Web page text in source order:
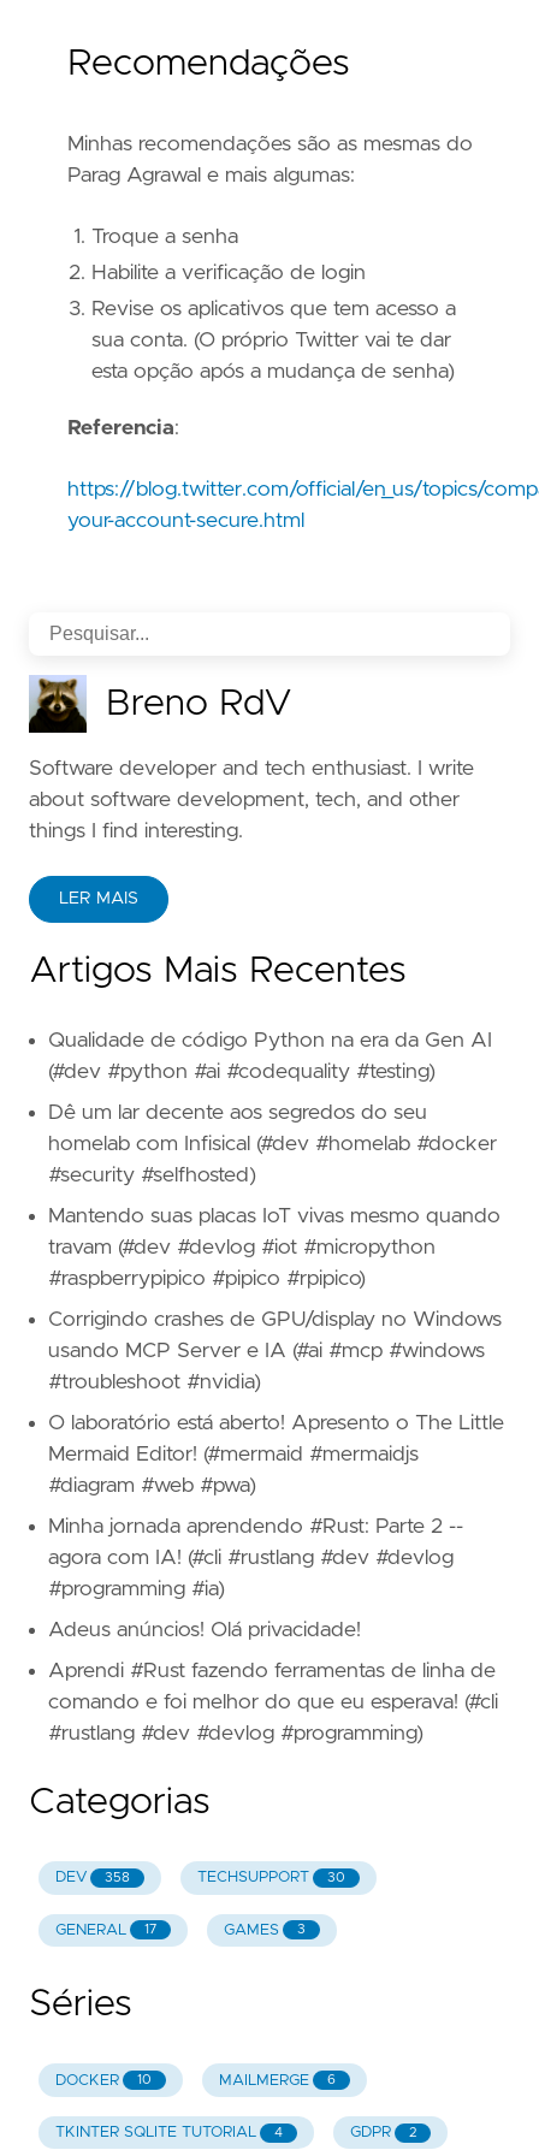
Recomendações
Minhas recomendações são as mesmas do
Parag Agrawal e mais algumas:
Troque a senha
Habilite a verificação de login
Revise os aplicativos que tem acesso a
sua conta. (O próprio Twitter vai te dar
esta opção após a mudança de senha)
Referencia:
https://blog.twitter.com/official/en_us/topics/
your-account-secure.html
Breno RdV
Software developer and tech enthusiast. I write
about software development, tech, and other
things I find interesting.
LER MAIS
Artigos Mais Recentes
Qualidade de código Python na era da Gen AI
(#dev #python #ai #codequality #testing)
Dê um lar decente aos segredos do seu
homelab com Infisical (#dev #homelab #docker
#security #selfhosted)
Mantendo suas placas IoT vivas mesmo quando
travam (#dev #devlog #iot #micropython
#raspberrypipico #pipico #rpipico)
Corrigindo crashes de GPU/display no Windows
usando MCP Server e IA (#ai #mcp #windows
#troubleshoot #nvidia)
O laboratório está aberto! Apresento o The Little
Mermaid Editor! (#mermaid #mermaidjs
#diagram #web #pwa)
Minha jornada aprendendo #Rust: Parte 2 --
agora com IA! (#cli #rustlang #dev #devlog
#programming #ia)
Adeus anúncios! Olá privacidade!
Aprendi #Rust fazendo ferramentas de linha de
comando e foi melhor do que eu esperava! (#cli
#rustlang #dev #devlog #programming)
Categorias
DEV 358 TECHSUPPORT 30
GENERAL 17 GAMES 3
Séries
DOCKER 10 MAILMERGE 6
TKINTER SQLITE TUTORIAL 4 GDPR 2